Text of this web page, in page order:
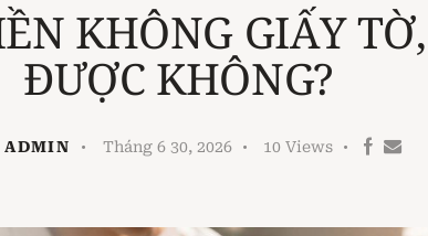
KHÔNG GIẤY
ĐƯỢC KHÔNG?
ADMIN Tháng 6 30, 2026 10 Views